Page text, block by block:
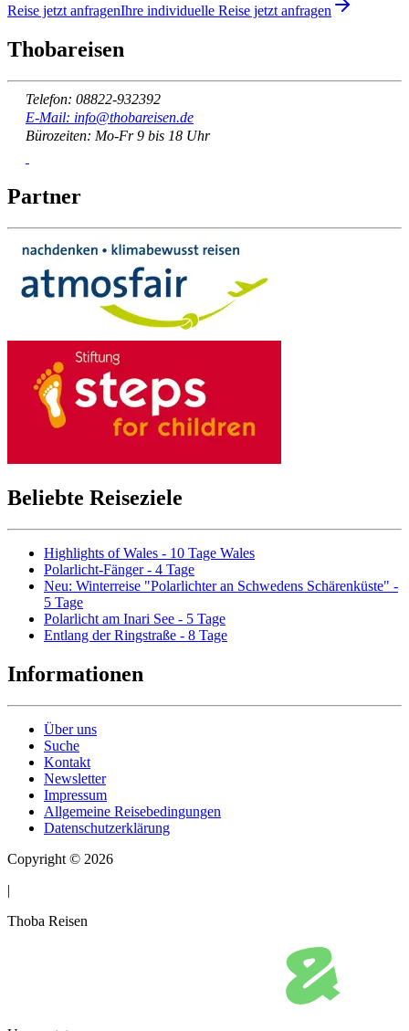
Reise jetzt anfragenIhre individuelle Reise jetzt anfragen
Thobareisen
Telefon: 08822-932392
E-Mail: info@thobareisen.de
Bürozeiten: Mo-Fr 9 bis 18 Uhr
Partner
Beliebte Reiseziele
Highlights of Wales - 10 Tage Wales
Polarlicht-Fänger - 4 Tage
Neu: Winterreise "Polarlichter an Schwedens Schärenküste" -
5 Tage
Polarlicht am Inari See - 5 Tage
Entlang der Ringstraße - 8 Tage
Informationen
Über uns
Suche
Kontakt
Newsletter
Impressum
Allgemeine Reisebedingungen
Datenschutzerklärung
Copyright © 2026
|
Thoba Reisen